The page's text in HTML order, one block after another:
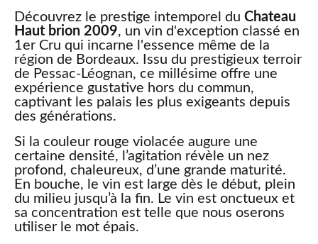
Découvrez le prestige intemporel du Chateau
Haut brion 2009, un vin d'exception classé en
1er Cru qui incarne l'essence même de la
région de Bordeaux. Issu du prestigieux terroir
de Pessac-Léognan, ce millésime offre une
expérience gustative hors du commun,
captivant les palais les plus exigeants depuis
des générations.
Si la couleur rouge violacée augure une
certaine densité, l’agitation révèle un nez
profond, chaleureux, d’une grande maturité.
En bouche, le vin est large dès le début, plein
du milieu jusqu’à la fin. Le vin est onctueux et
sa concentration est telle que nous oserons
utiliser le mot épais.